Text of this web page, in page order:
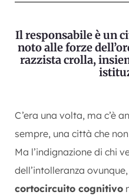
Il responsabile è un
noto alle forze
razzista crolla,
C’era una volta, ma c’è
sempre, una città che
Ma l’indignazione di chi
dell’intolleranza
cortocircuito cognitivo